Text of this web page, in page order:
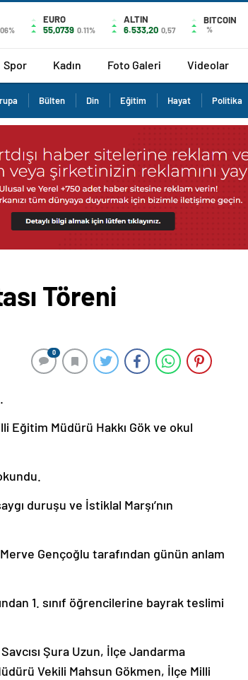
EURO
55,0739 0.11%
ALTIN
6.533,20 0,57
BITCOIN
%
Spor Kadın Foto Galeri Videolar
Bülten Din Eğitim Hayat Politika
Töreni
0
Eğitim Müdürü Hakkı Gök ve okul
duruşu ve İstiklal Marşı’nın
Gençoğlu tarafından günün anlam
1. sınıf öğrencilerine bayrak teslimi
Şura Uzun, İlçe Jandarma
Vekili Mahsun Gökmen, İlçe Milli